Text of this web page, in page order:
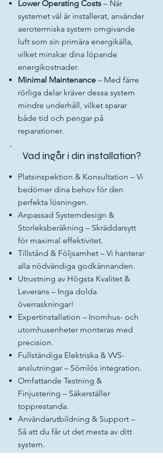
Lower Operating Costs – När
systemet väl är installerat, använder
aerotermiska system omgivande
luft som sin primära energikälla,
vilket minskar dina löpande
energikostnader.
Minimal Maintenance – Med färre
rörliga delar kräver dessa system
mindre underhåll, vilket sparar
både tid och pengar på
reparationer.
Vad ingår i din installation?
Platsinspektion & Konsultation – Vi
bedömer dina behov för den
perfekta lösningen.
Anpassad Systemdesign &
Storleksberäkning – Skräddarsytt
för maximal effektivitet.
Tillstånd & Följsamhet – Vi hanterar
alla nödvändiga godkännanden.
Utrustning av Högsta Kvalitet &
Leverans – Inga dolda
överraskningar!
Expertinstallation – Inomhus- och
utomhusenheter monteras med
precision.
Fullständiga Elektriska & VVS-
anslutningar – Sömlös integration.
Omfattande Testning &
Finjustering – Säkerställer
topprestanda.
Användarutbildning & Support –
Så att du får ut det mesta av ditt
system.